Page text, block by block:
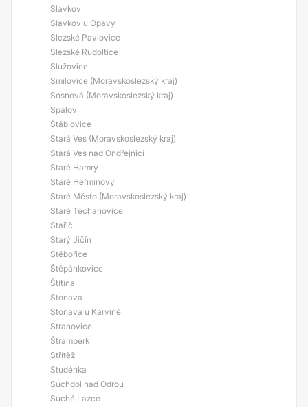
Slavkov
Slavkov u Opavy
Slezské Pavlovice
Slezské Rudoltice
Služovice
Smilovice (Moravskoslezský kraj)
Sosnová (Moravskoslezský kraj)
Spálov
Štáblovice
Stará Ves (Moravskoslezský kraj)
Stará Ves nad Ondřejnicí
Staré Hamry
Staré Heřminovy
Staré Město (Moravskoslezský kraj)
Staré Těchanovice
Stařič
Starý Jičín
Stěbořice
Štěpánkovice
Štítina
Stonava
Stonava u Karviné
Strahovice
Štramberk
Střítěž
Studénka
Suchdol nad Odrou
Suché Lazce